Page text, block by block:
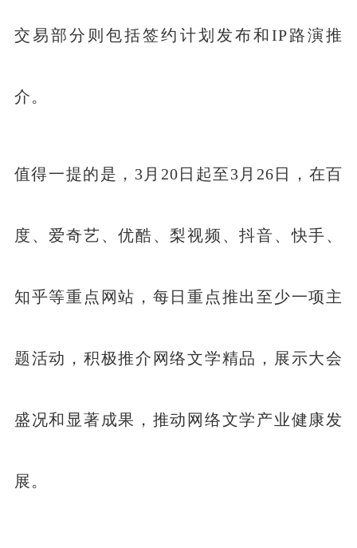
交易部分则包括签约计划发布和IP路演推
介。
值得一提的是，3月20日起至3月26日，在百
度、爱奇艺、优酷、梨视频、抖音、快手、
知乎等重点网站，每日重点推出至少一项主
题活动，积极推介网络文学精品，展示大会
盛况和显著成果，推动网络文学产业健康发
展。